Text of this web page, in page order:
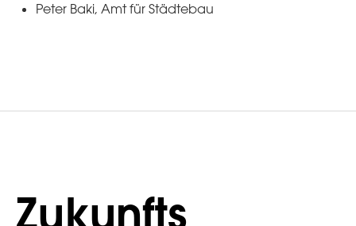
Peter Baki, Amt für Städtebau
Zukunfts